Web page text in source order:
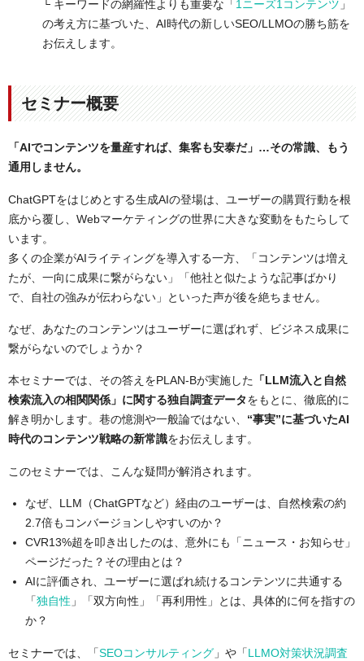
└ キーワードの網羅性よりも重要な「1ニーズ1コンテンツ 」
の考え方に基づいた、AI時代の新しいSEO/LLMOの勝ち筋を
お伝えします。
セミナー概要
「AIでコンテンツを量産すれば、集客も安泰だ」…その常識、もう
通用しません。
ChatGPTをはじめとする生成AIの登場は、ユーザーの購買行動を根
底から覆し、Webマーケティングの世界に大きな変動をもたらして
います。
多くの企業がAIライティングを導入する一方、「コンテンツは増え
たが、一向に成果に繋がらない」「他社と似たような記事ばかり
で、自社の強みが伝わらない」といった声が後を絶ちません。
なぜ、あなたのコンテンツはユーザーに選ばれず、ビジネス成果に
繋がらないのでしょうか？
本セミナーでは、その答えをPLAN-Bが実施した 「LLM流入と自然
検索流入の相関関係」に関する独自調査データをもとに、徹底的に
解き明かします。巷の憶測や一般論ではない、 “事実”に基づいたAI
時代のコンテンツ戦略の新常識をお伝えします。
このセミナーでは、こんな疑問が解消されます。
なぜ、LLM（ChatGPTなど）経由のユーザーは、自然検索の約
2.7倍もコンバージョンしやすいのか？
CVR13%超を叩き出したのは、意外にも「ニュース・お知らせ」
ページだった？その理由とは？
AIに評価され、ユーザーに選ばれ続けるコンテンツに共通する
「独自性 」「双方向性」「再利用性」とは、具体的に何を指すの
か？
セミナーでは、「SEOコンサルティング 」や「LLMO対策状況調査